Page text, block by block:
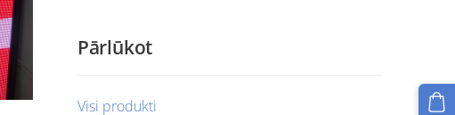
Pārlūkot
Visi produkti